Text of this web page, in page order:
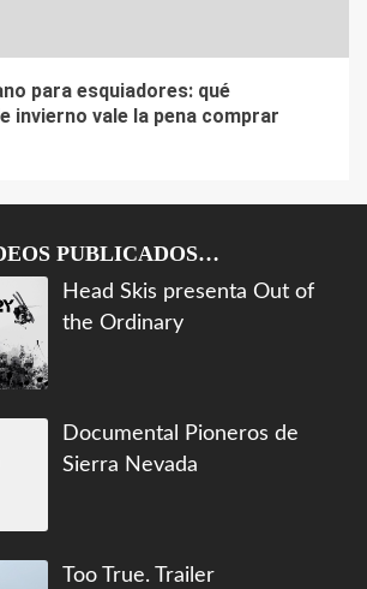
para esquiadores: qué
invierno vale la pena comprar
PUBLICADOS…
Head Skis presenta Out of
the Ordinary
Documental Pioneros de
Sierra Nevada
Too True. Trailer